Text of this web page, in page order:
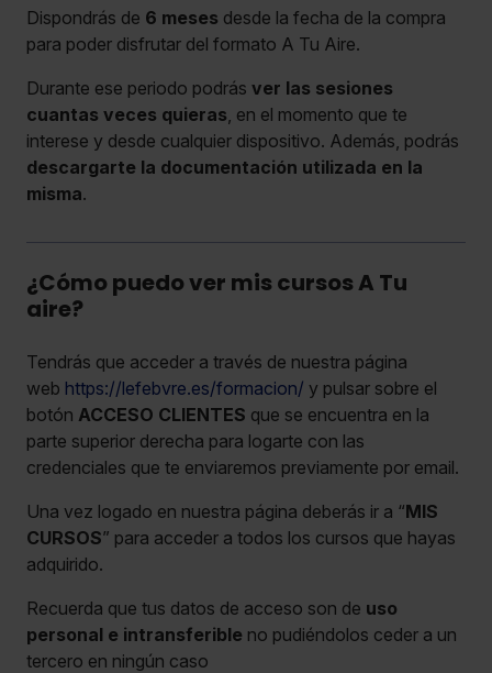
Dispondrás de 6 meses desde la fecha de la compra
para poder disfrutar del formato A Tu Aire.
Durante ese periodo podrás ver las sesiones
cuantas veces quieras , en el momento que te
interese y desde cualquier dispositivo. Además, podrás
descargarte la documentación utilizada en la
misma.
¿Cómo puedo ver mis cursos A Tu
aire?
Tendrás que acceder a través de nuestra página
web https://lefebvre.es/formacion/ y pulsar sobre el
botón ACCESO CLIENTES que se encuentra en la
parte superior derecha para logarte con las
credenciales que te enviaremos previamente por email.
Una vez logado en nuestra página deberás ir a “MIS
CURSOS” para acceder a todos los cursos que hayas
adquirido.
Recuerda que tus datos de acceso son de uso
personal e intransferible no pudiéndolos ceder a un
tercero en ningún caso